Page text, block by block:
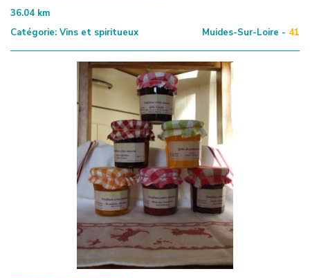
36.04 km
Catégorie: Vins et spiritueux Muides-Sur-Loire - 41